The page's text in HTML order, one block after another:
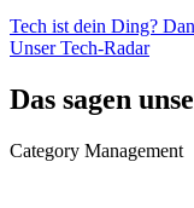
Tech ist dein Ding?
Unser Tech-Radar
Das sagen
Category Management